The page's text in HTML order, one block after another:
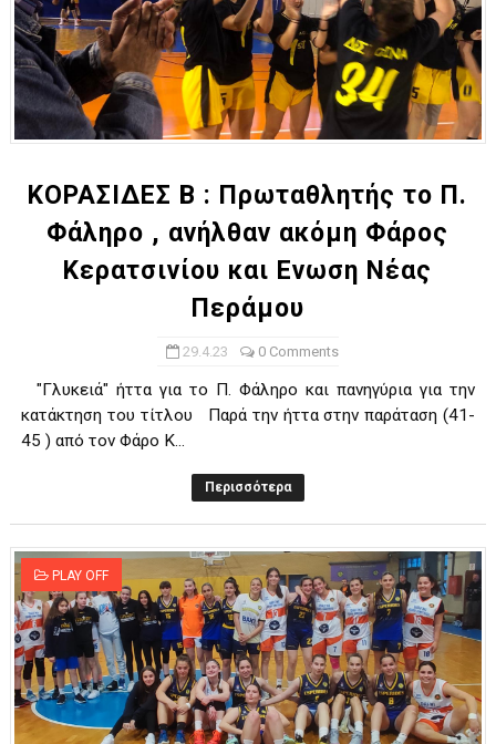
ΚΟΡΑΣΙΔΕΣ Β : Πρωταθλητής το Π.
Φάληρο , ανήλθαν ακόμη Φάρος
Κερατσινίου και Ενωση Νέας
Περάμου
29.4.23 0 Comments
"Γλυκειά" ήττα για το Π. Φάληρο και πανηγύρια για την
κατάκτηση του τίτλου Παρά την ήττα στην παράταση (41-
45 ) από τον Φάρο Κ...
Περισσότερα
PLAY OFF